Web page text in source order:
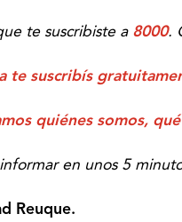
te suscribiste a 8000.
te suscribís
quiénes somos,
en unos 5
Reuque.